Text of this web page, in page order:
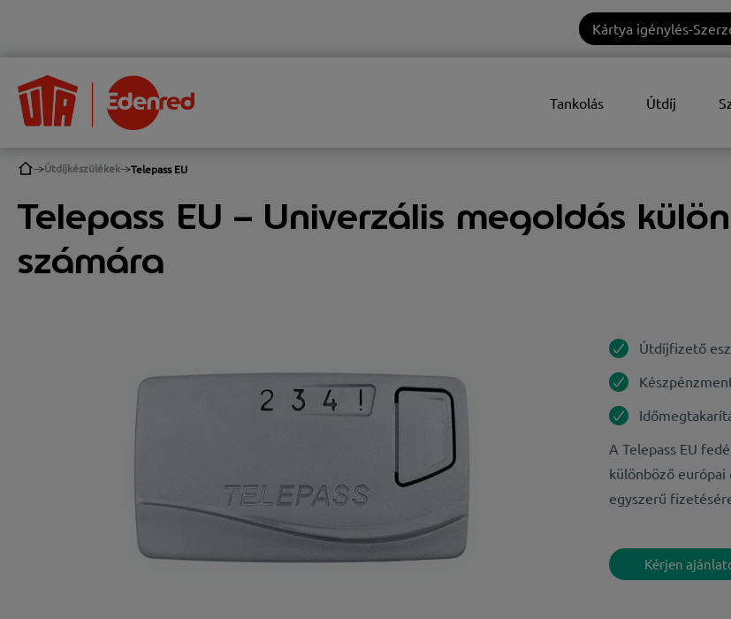
Kártya igénylés-
Tankolás Útdíj
Útdíjkészülékek Telepass EU
Telepass EU – Univerzális megoldás
számára
Útdíjfizető
A Telepass EU
különböző
egyszerű
Kérjen